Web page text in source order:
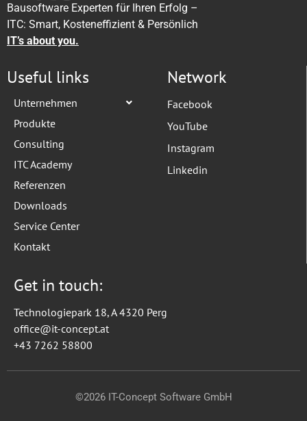
Bausoftware Experten für Ihren Erfolg –
ITC: Smart, Kosteneffizient & Persönlich
IT’s about you.
Useful links
Unternehmen
Produkte
Consulting
ITC Academy
Referenzen
Downloads
Service Center
Kontakt
Network
Facebook
YouTube
Instagram
Linkedin
Get in touch:
Technologiepark 18, A 4320 Perg
office@it-concept.at
+43 7262 58800
©2026 IT-Concept Software GmbH